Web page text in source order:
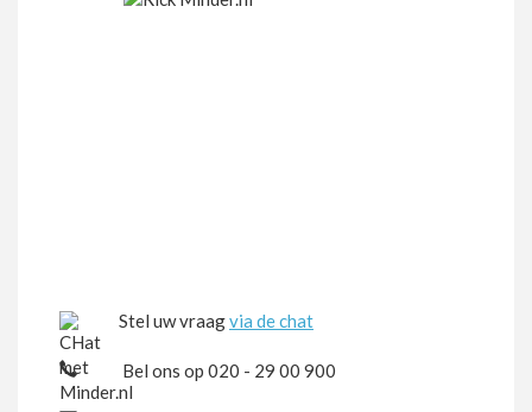
Stel uw vraagvia de chat
Bel ons op 020 - 29 00 900